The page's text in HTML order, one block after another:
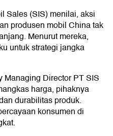
Sales (SIS) menilai, aksi
produsen mobil China tak
Menurut mereka,
untuk strategi jangka
Managing Director PT SIS
harga, pihaknya
durabilitas produk.
konsumen di